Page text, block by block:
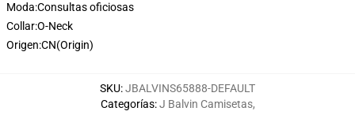
Moda:Consultas oficiosas
Collar:O-Neck
Origen:CN(Origin)
SKU:JBALVINS65888-DEFAULT
Categorías:J Balvin Camisetas,